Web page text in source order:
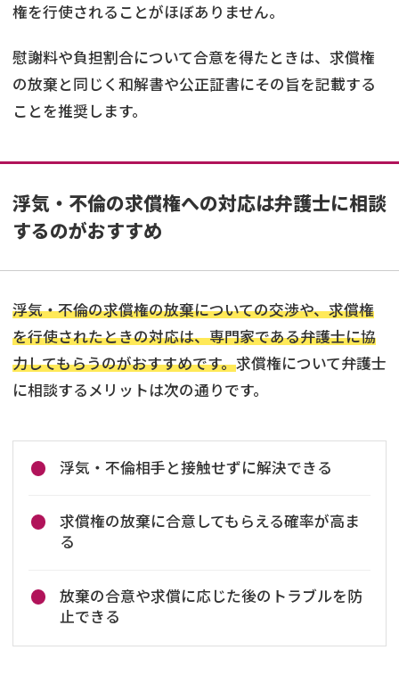
権を行使されることがほぼありません。
慰謝料や負担割合について合意を得たときは、求償権
の放棄と同じく和解書や公正証書にその旨を記載する
ことを推奨します。
浮気・不倫の求償権への対応は弁護士に相談
するのがおすすめ
浮気・不倫の求償権の放棄についての交渉や、求償権
を行使されたときの対応は、専門家である弁護士に協
力してもらうのがおすすめです。求償権について弁護士
に相談するメリットは次の通りです。
浮気・不倫相手と接触せずに解決できる
求償権の放棄に合意してもらえる確率が高ま
る
放棄の合意や求償に応じた後のトラブルを防
止できる